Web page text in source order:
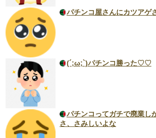
パチンコ屋さんにカツアゲ
(´;ω;`)パチンコ勝った♡♡
パチンコってガチで廃業し
さ、さみしいよな